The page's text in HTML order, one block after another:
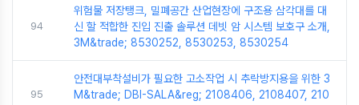
94
위험물 저장탱크, 밀폐공간 산업현장에 구조용 삼각대를 대
신 할 적합한 진입 진출 솔루션 데빗 암 시스템 보호구 소개,
3M&trade; 8530252, 8530253, 8530254
95
안전대부착설비가 필요한 고소작업 시 추락방지용을 위한 3
M&trade; DBI-SALA&reg; 2108406, 2108407, 210